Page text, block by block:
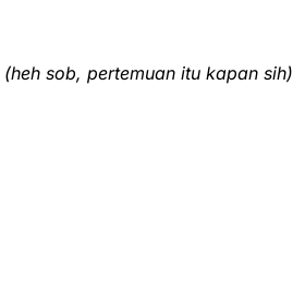
(heh sob, pertemuan itu kapan sih)